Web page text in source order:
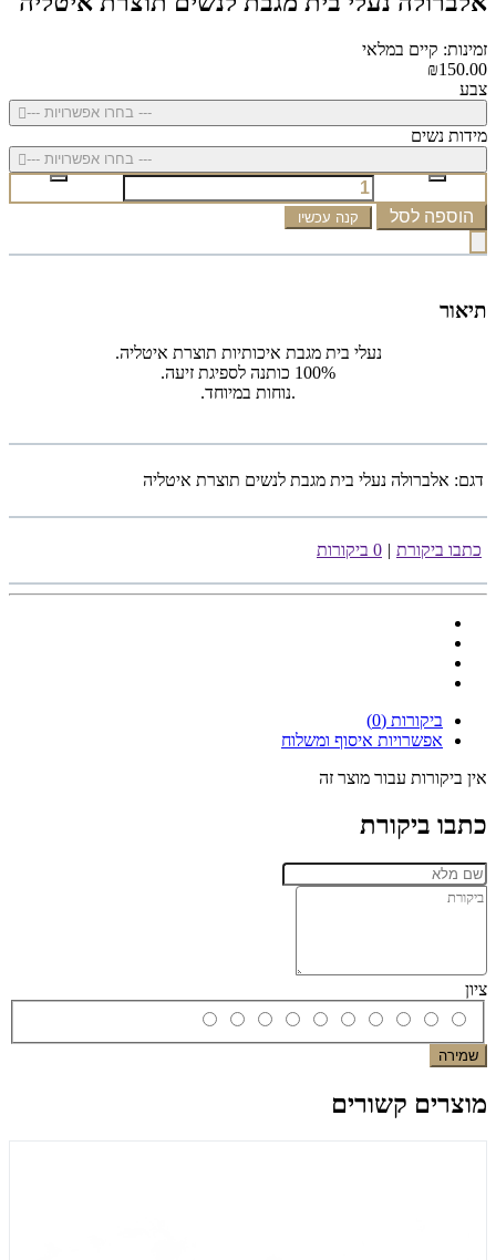
זמינות: קיים במלאי
₪150.00
צבע
--- בחרו אפשרויות ---
מידות נשים
--- בחרו אפשרויות ---
הוספה לסל קנה עכשיו
תיאור
נעלי בית מגבת איכותיות תוצרת איטליה.
100% כותנה לספיגת זיעה.
.נוחות במיוחד.
דגם: אלברולה נעלי בית מגבת לנשים תוצרת איטליה
כתבו ביקורת | 0 ביקורות
ביקורות (0)
אפשרויות איסוף ומשלוח
אין ביקורות עבור מוצר זה
כתבו ביקורת
ציון
שמירה
מוצרים קשורים